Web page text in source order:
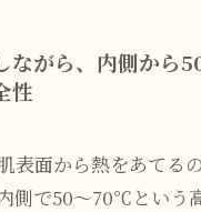
ながら、内側から
性
表面から熱をあてる
側で50〜70℃という